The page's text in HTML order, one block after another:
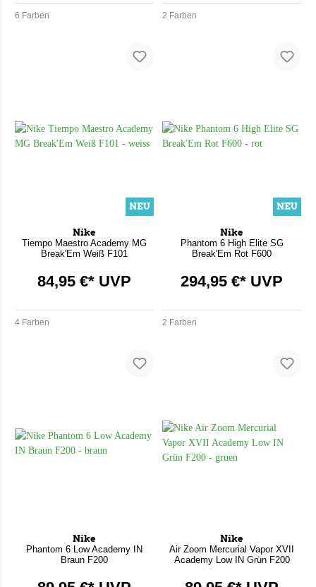
6 Farben 2 Farben
NEU
Nike
Tiempo Maestro Academy MG
Break'Em Weiß F101
84,95 €* UVP
4 Farben
NEU
Nike
Phantom 6 High Elite SG
Break'Em Rot F600
294,95 €* UVP
2 Farben
Nike
Phantom 6 Low Academy IN
Braun F200
Nike
Air Zoom Mercurial Vapor XVII
Academy Low IN Grün F200